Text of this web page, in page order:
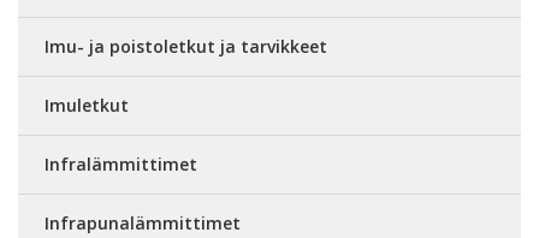
Imu- ja poistoletkut ja tarvikkeet
Imuletkut
Infralämmittimet
Infrapunalämmittimet